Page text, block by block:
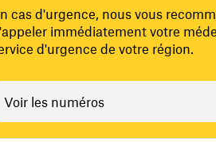
cas d'urgence, nous vous
immédiatement votre
d'urgence de votre région.
Voir les numéros